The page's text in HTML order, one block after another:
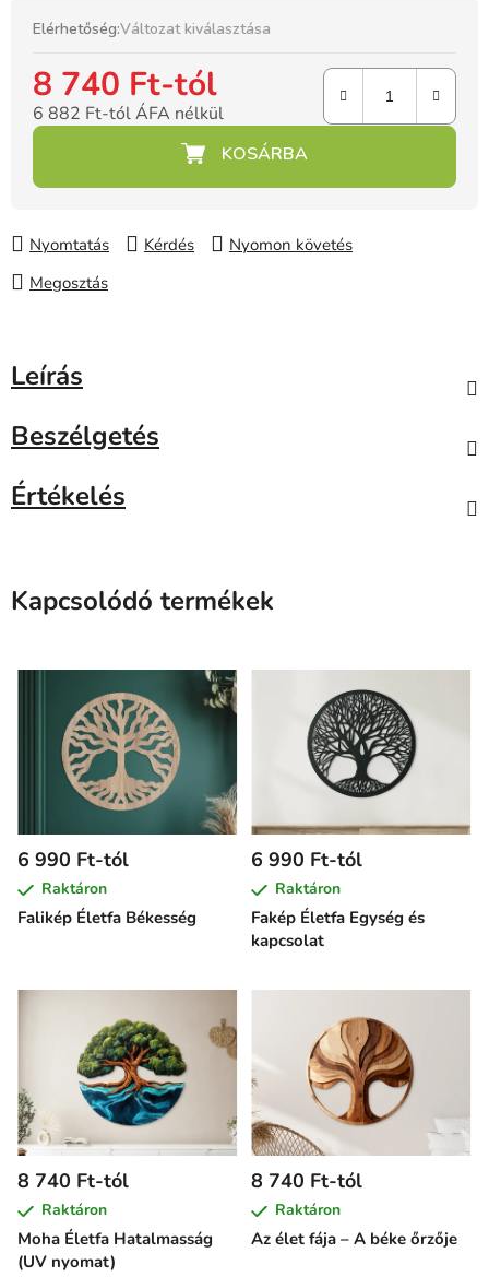
Elérhetőség:Változat kiválasztása
8 740 Ft-tól
6 882 Ft-tól ÁFA nélkül
Egységár:
Nyomtatás Kérdés
Nyomon követés
Megosztás
Leírás
Beszélgetés
Értékelés
Kapcsolódó termékek
Falikép Életfa Békesség
6 990 Ft-tól
Raktáron
Fakép Életfa Egység és
kapcsolat
6 990 Ft-tól
Raktáron
Moha Életfa Hatalmasság
(UV nyomat)
8 740 Ft-tól
Raktáron
Az élet fája – A béke őrzője
8 740 Ft-tól
Raktáron